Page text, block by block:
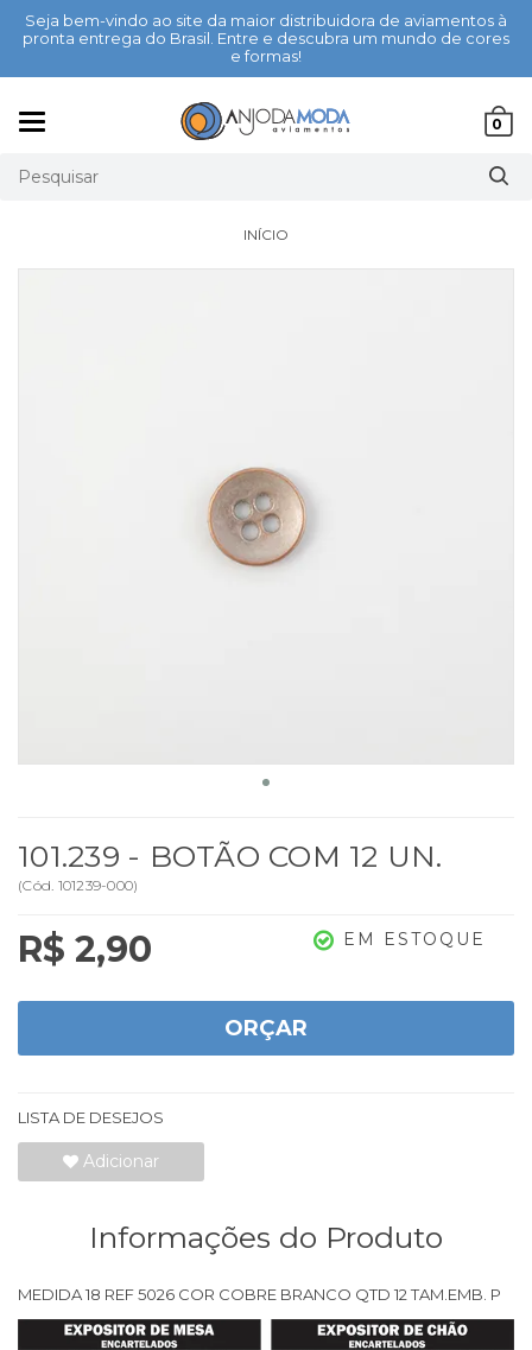
Seja bem-vindo ao site da maior distribuidora de aviamentos à
pronta entrega do Brasil. Entre e descubra um mundo de cores
e formas!
0
INÍCIO
101.239 - BOTÃO COM 12 UN.
(Cód. 101239-000)
R$ 2,90 EM ESTOQUE
ORÇAR
LISTA DE DESEJOS
Adicionar
Informações do Produto
MEDIDA 18 REF 5026 COR COBRE BRANCO QTD 12 TAM.EMB. P